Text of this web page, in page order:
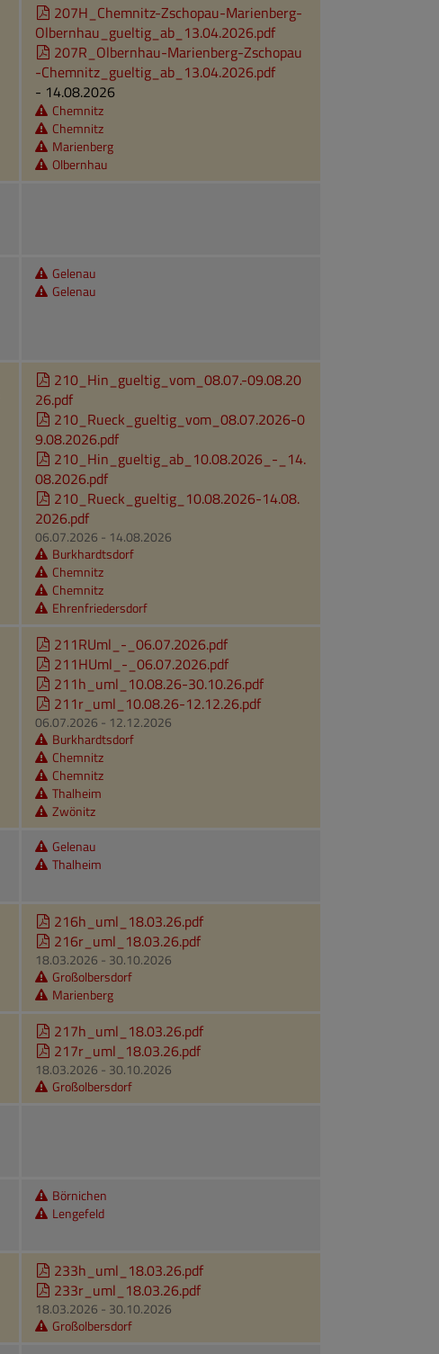
207H_Chemnitz-Zschopau-Marienberg-
Olbernhau_gueltig_ab_13.04.2026.pdf
207R_Olbernhau-Marienberg-Zschopau
-Chemnitz_gueltig_ab_13.04.2026.pdf
- 14.08.2026
Chemnitz
Chemnitz
Marienberg
Olbernhau
Gelenau
Gelenau
210_Hin_gueltig_vom_08.07.-09.08.20
26.pdf
210_Rueck_gueltig_vom_08.07.2026-0
9.08.2026.pdf
210_Hin_gueltig_ab_10.08.2026_-_14.
08.2026.pdf
210_Rueck_gueltig_10.08.2026-14.08.
2026.pdf
06.07.2026 - 14.08.2026
Burkhardtsdorf
Chemnitz
Chemnitz
Ehrenfriedersdorf
211RUml_-_06.07.2026.pdf
211HUml_-_06.07.2026.pdf
211h_uml_10.08.26-30.10.26.pdf
211r_uml_10.08.26-12.12.26.pdf
06.07.2026 - 12.12.2026
Burkhardtsdorf
Chemnitz
Chemnitz
Thalheim
Zwönitz
Gelenau
Thalheim
216h_uml_18.03.26.pdf
216r_uml_18.03.26.pdf
18.03.2026 - 30.10.2026
Großolbersdorf
Marienberg
217h_uml_18.03.26.pdf
217r_uml_18.03.26.pdf
18.03.2026 - 30.10.2026
Großolbersdorf
Börnichen
Lengefeld
233h_uml_18.03.26.pdf
233r_uml_18.03.26.pdf
18.03.2026 - 30.10.2026
Großolbersdorf